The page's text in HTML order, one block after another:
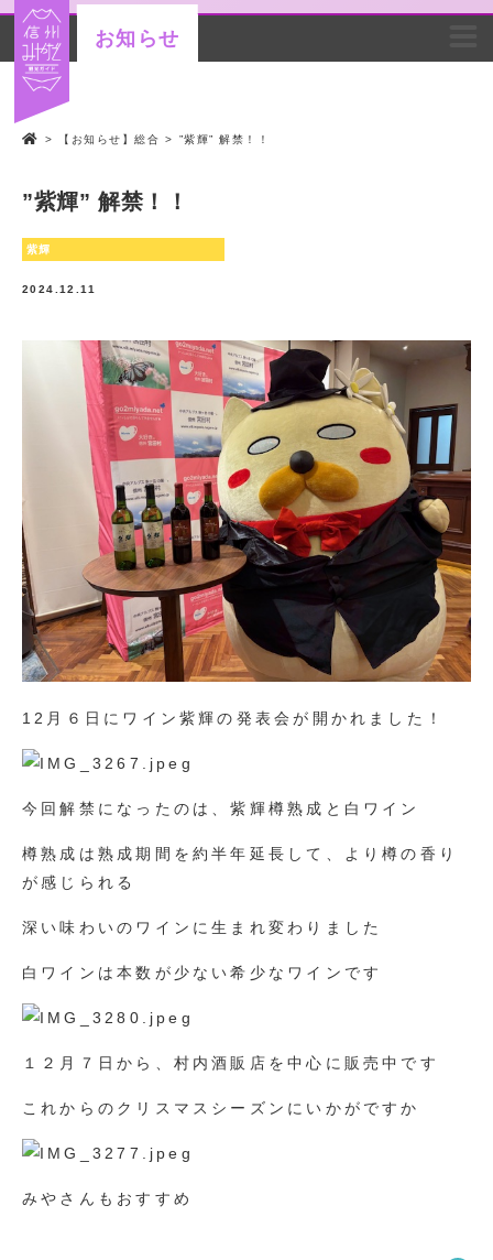
お知らせ
> 【お知らせ】総合 > ”紫輝” 解禁！！
”紫輝” 解禁！！
紫輝
2024.12.11
12月６日にワイン紫輝の発表会が開かれました！
今回解禁になったのは、紫輝樽熟成と白ワイン
樽熟成は熟成期間を約半年延長して、より樽の香り
が感じられる
深い味わいのワインに生まれ変わりました
白ワインは本数が少ない希少なワインです
１２月７日から、村内酒販店を中心に販売中です
これからのクリスマスシーズンにいかがですか
みやさんもおすすめ